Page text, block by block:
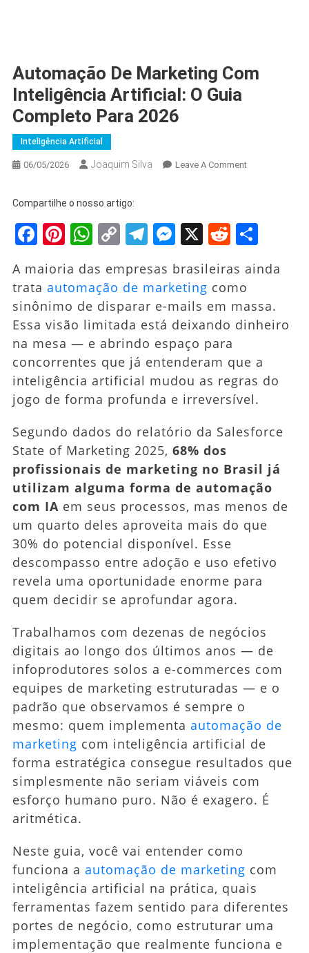
Automação De Marketing Com
Inteligência Artificial: O Guia
Completo Para 2026
Inteligência Artificial
06/05/2026 Joaquim Silva Leave A CommentOn
Com
Inteligência
O
Guia
Completo
Para
Compartilhe o nosso artigo:
Facebook
Pinterest
WhatsApp
CopyTelegram
Messenger
X Reddit
A maioria das empresas brasileiras ainda
trata automação de marketing como
sinônimo de disparar e-mails em massa.
Essa visão limitada está deixando dinheiro
na mesa — e abrindo espaço para
concorrentes que já entenderam que a
inteligência artificial mudou as regras do
jogo de forma profunda e irreversível.
Segundo dados do relatório da Salesforce
State of Marketing 2025, 68% dos
profissionais de marketing no Brasil já
utilizam alguma forma de automação
com IA em seus processos, mas menos de
um quarto deles aproveita mais do que
30% do potencial disponível. Esse
descompasso entre adoção e uso efetivo
revela uma oportunidade enorme para
quem decidir se aprofundar agora.
Trabalhamos com dezenas de negócios
digitais ao longo dos últimos anos — de
infoprodutores solos a e-commerces com
equipes de marketing estruturadas — e o
padrão que observamos é sempre o
mesmo: quem implementa automação de
marketing com inteligência artificial de
forma estratégica consegue resultados que
simplesmente não seriam viáveis com
esforço humano puro. Não é exagero. É
aritmética.
Neste guia, você vai entender como
funciona a automação de marketing com
inteligência artificial na prática, quais
ferramentas fazem sentido para diferentes
portes de negócio, como estruturar uma
implementação que realmente funciona e